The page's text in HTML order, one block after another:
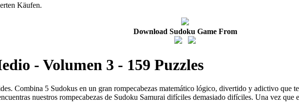
Käufen.
Download Sudoku Game From
- Volumen 3 - 159 Puzzles
Combina 5 Sudokus en un gran rompecabezas matemático lógico, divertido y adictivo que
nuestros rompecabezas de Sudoku Samurai difíciles demasiado difíciles. Una vez